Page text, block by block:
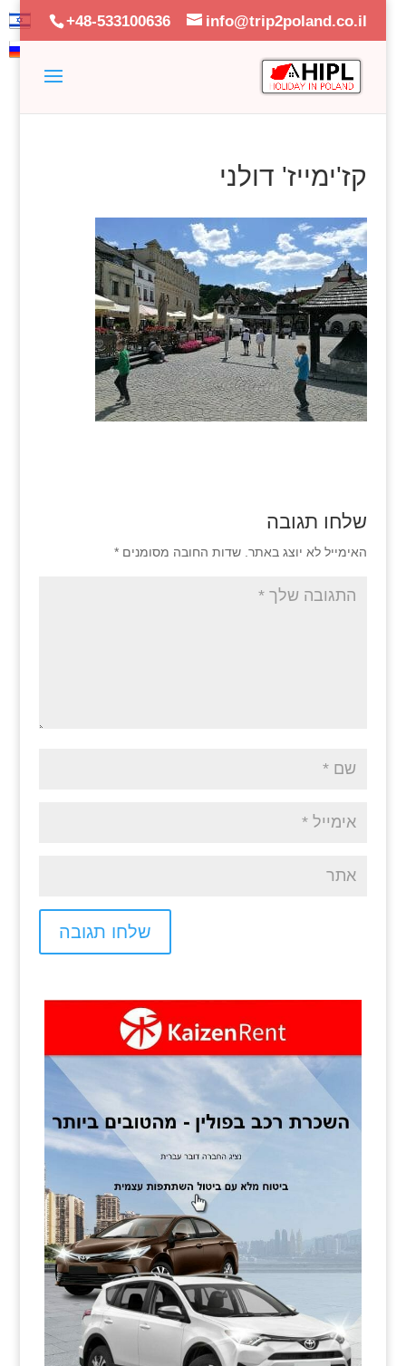
+48-533100636 info@trip2poland.co.il
קז'ימייז' דולני
שלחו תגובה
האימייל לא יוצג באתר. שדות החובה מסומנים *